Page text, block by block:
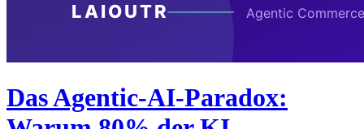
Das Agentic-AI-Paradox: